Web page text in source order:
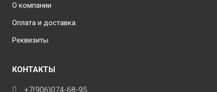
О компании
Оплата и доставка
Реквизиты
КОНТАКТЫ
+7(906)074-68-95